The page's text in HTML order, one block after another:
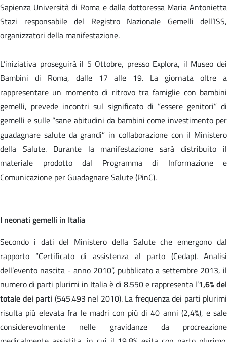
Sapienza Università di Roma e dalla dottoressa Maria Antonietta
Stazi responsabile del Registro Nazionale Gemelli dell’ISS,
organizzatori della manifestazione.
L’iniziativa proseguirà il 5 Ottobre, presso Explora, il Museo dei
Bambini di Roma, dalle 17 alle 19. La giornata oltre a
rappresentare un momento di ritrovo tra famiglie con bambini
gemelli, prevede incontri sul significato di ”essere genitori” di
gemelli e sulle “sane abitudini da bambini come investimento per
guadagnare salute da grandi” in collaborazione con il Ministero
della Salute. Durante la manifestazione sarà distribuito il
materiale prodotto dal Programma di Informazione e
Comunicazione per Guadagnare Salute (PinC).
I neonati gemelli in Italia
Secondo i dati del Ministero della Salute che emergono dal
rapporto “Certificato di assistenza al parto (Cedap). Analisi
dell’evento nascita - anno 2010”, pubblicato a settembre 2013, il
numero di parti plurimi in Italia è di 8.550 e rappresenta l’1,6% del
totale dei parti (545.493 nel 2010). La frequenza dei parti plurimi
risulta più elevata fra le madri con più di 40 anni (2,4%), e sale
considerevolmente nelle gravidanze da procreazione